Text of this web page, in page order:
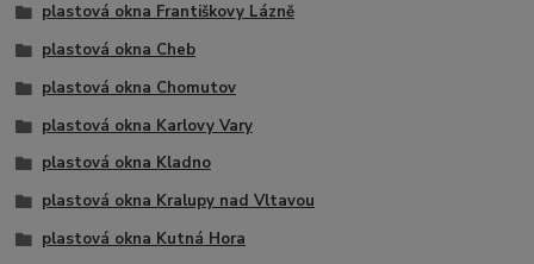
plastová okna Františkovy Lázně
plastová okna Cheb
plastová okna Chomutov
plastová okna Karlovy Vary
plastová okna Kladno
plastová okna Kralupy nad Vltavou
plastová okna Kutná Hora